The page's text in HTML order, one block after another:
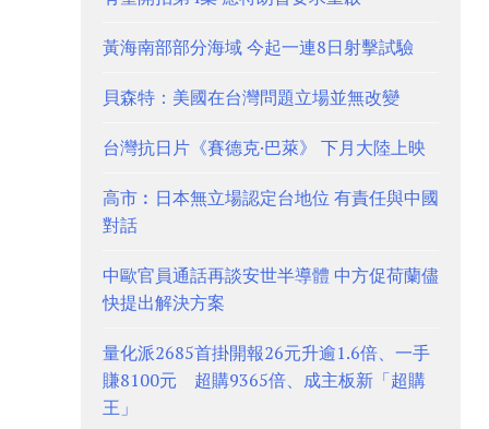
黃海南部部分海域 今起一連8日射擊試驗
貝森特：美國在台灣問題立場並無改變
台灣抗日片《賽德克·巴萊》 下月大陸上映
高市︰日本無立場認定台地位 有責任與中國
對話
中歐官員通話再談安世半導體 中方促荷蘭儘
快提出解決方案
量化派2685首掛開報26元升逾1.6倍、一手
賺8100元 超購9365倍、成主板新「超購
王」